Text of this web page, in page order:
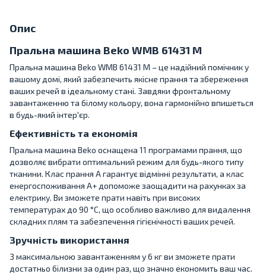
Опис
Пральна машина Beko WMB 61431 M
Пральна машина Beko WMB 61431 M – це надійний помічник у
вашому домі, який забезпечить якісне прання та збереження
ваших речей в ідеальному стані. Завдяки фронтальному
завантаженню та білому кольору, вона гармонійно впишеться
в будь-який інтер'єр.
Ефективність та економія
Пральна машина Beko оснащена 11 програмами прання, що
дозволяє вибрати оптимальний режим для будь-якого типу
тканини. Клас прання A гарантує відмінні результати, а клас
енергоспоживання A+ допоможе заощадити на рахунках за
електрику. Ви зможете прати навіть при високих
температурах до 90 °C, що особливо важливо для видалення
складних плям та забезпечення гігієнічності ваших речей.
Зручність використання
З максимальною завантаженням у 6 кг ви зможете прати
достатньо білизни за один раз, що значно економить ваш час.